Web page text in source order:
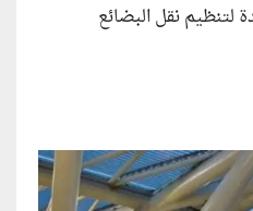
لتنظيم نقل البضائع